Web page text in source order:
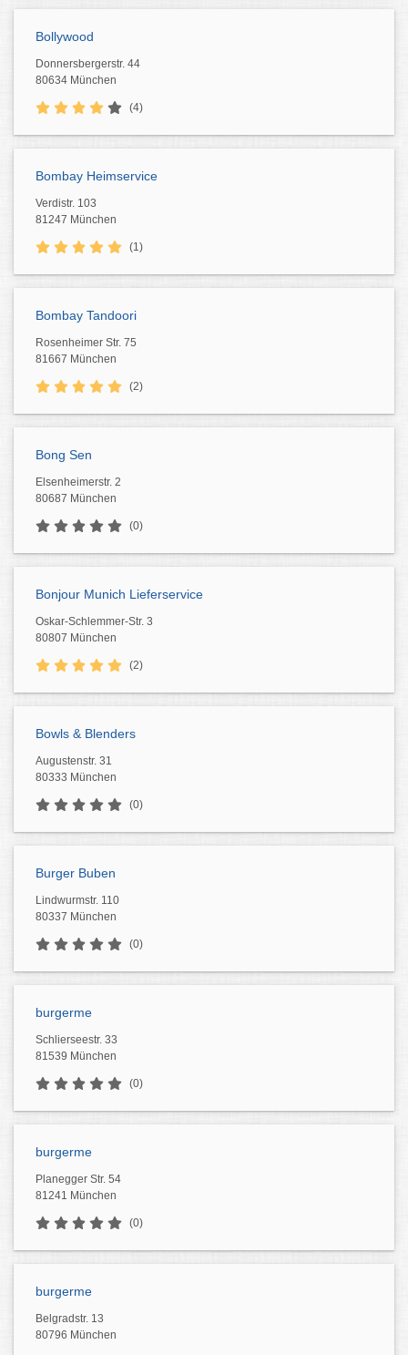
Bollywood
Donnersbergerstr. 44
80634 München
(4)
Bombay Heimservice
Verdistr. 103
81247 München
(1)
Bombay Tandoori
Rosenheimer Str. 75
81667 München
(2)
Bong Sen
Elsenheimerstr. 2
80687 München
(0)
Bonjour Munich Lieferservice
Oskar-Schlemmer-Str. 3
80807 München
(2)
Bowls & Blenders
Augustenstr. 31
80333 München
(0)
Burger Buben
Lindwurmstr. 110
80337 München
(0)
burgerme
Schlierseestr. 33
81539 München
(0)
burgerme
Planegger Str. 54
81241 München
(0)
burgerme
Belgradstr. 13
80796 München